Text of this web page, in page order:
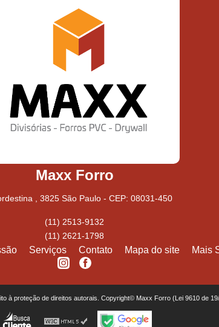
Maxx Forro
, 3825 São Paulo - CEP: 08031-450
(11) 2513-9132
(11) 2621-1798
Serviços Contato Mapa do site Mais
à proteção de direitos autorais. Copyright© Maxx Forro (Lei 9610 de 19/